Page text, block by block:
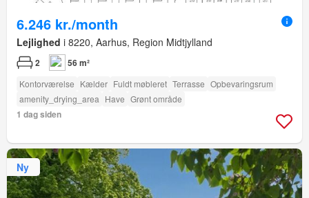
6.246 kr./month
Lejlighed i 8220, Aarhus, Region Midtjylland
2 56 m²
Kontorværelse Kælder Fuldt møbleret Terrasse Opbevaringsrum
amenity_drying_area Have Grønt område
1 dag siden
Ny